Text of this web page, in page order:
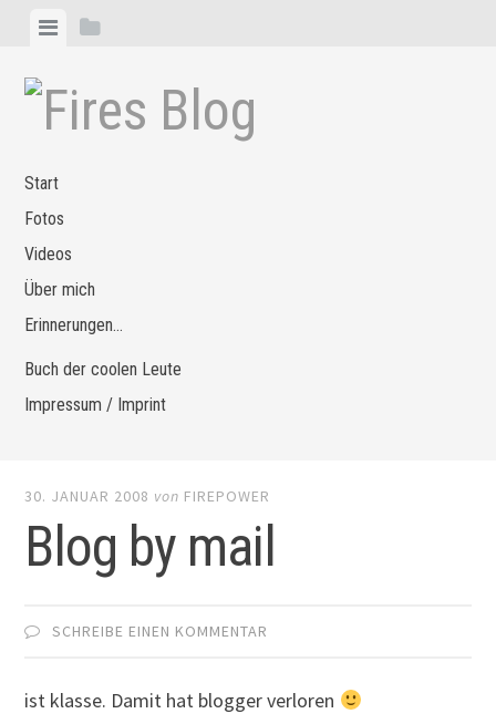
Zum
springen
MenüSeitenleiste
Start
Fotos
Videos
Über mich
Erinnerungen…
Buch der coolen Leute
Impressum / Imprint
30. JANUAR 2008 von FIREPOWER
Blog by mail
SCHREIBE EINEN KOMMENTAR
ist klasse. Damit hat blogger verloren